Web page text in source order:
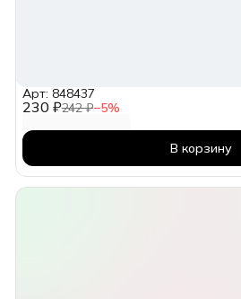
230 ₽242 ₽−5%
Арт: 848437
В корзину